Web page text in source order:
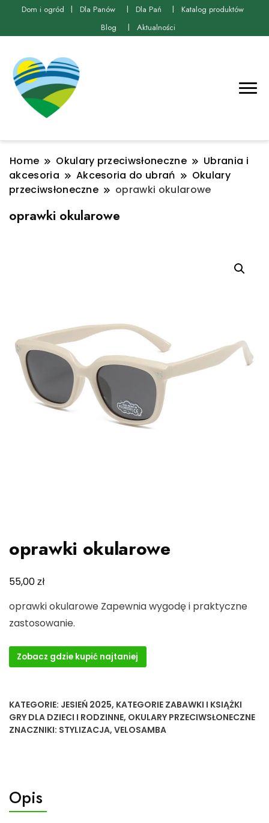
Dom i ogród Dla Panów Dla Pań
Katalog produktów
Blog
Aktualności
Home Okulary przeciwsłoneczne
Ubrania i
akcesoria
Akcesoria do ubrań
Okulary
przeciwsłoneczne
oprawki okularowe
oprawki okularowe
oprawki okularowe
55,00zł
oprawki okularowe Zapewnia wygodę i praktyczne
zastosowanie.
Zobacz gdzie kupić najtaniej
KATEGORIE: JESIEŃ 2025, KATEGORIE ZABAWKI I KSIĄŻKI
GRY DLA DZIECI I RODZINNE, OKULARY PRZECIWSŁONECZNE
ZNACZNIKI: STYLIZACJA, VELOSAMBA
Opis